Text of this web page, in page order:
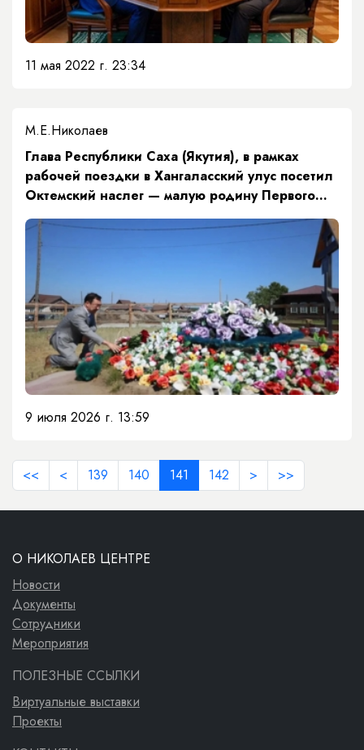
11 мая 2022 г. 23:34
М.Е.Николаев
Глава Республики Саха (Якутия), в рамках
рабочей поездки в Хангаласский улус посетил
Октемский наслег — малую родину Первого
Президента Республики Саха (Якутия)
Михаила Ефимовича Николаева.
9 июля 2026 г. 13:59
<< < 139 140 141 142 > >>
О НИКОЛАЕВ ЦЕНТРЕ
Новости
Документы
Сотрудники
Мероприятия
ПОЛЕЗНЫЕ ССЫЛКИ
Виртуальные выставки
Проекты